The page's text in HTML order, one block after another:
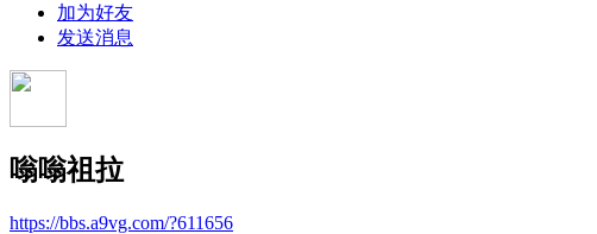
加为好友
发送消息
嗡嗡祖拉
https://bbs.a9vg.com/?611656